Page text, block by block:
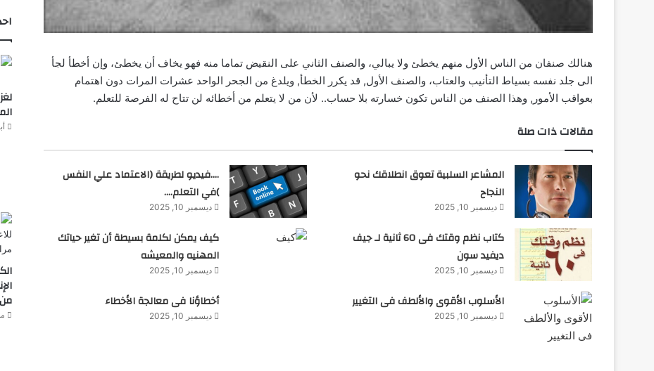
هنالك صنفان من الناس الأول منهم يخطئ ولا يبالي، والصنف الثاني على النقيض تماما منه فهو يخاف أن يخطئ، وإن أخطأ لجأ
الى جلد نفسه بسياط التأنيب والعتاب، والصنف الأول, قد يكرر الخطأ, ويلدغ من الجحر الواحد عشرات المرات دون اهتمام
بعواقب الأمور, وهذا الصنف من الناس تكون خسارته بلا حساب.. لأن من لا يتعلم من أخطائه لن تتاح له الفرصة للتعلم.
مقالات ذات صلة
المشاعر السلبية تعوق انطلاقك نحو
النجاح
ديسمبر 10, 2025
….فيديو لطريقة (الاعتماد علي النفس
)في التعلم….
ديسمبر 10, 2025
كتاب نظم وقتك فى 60 ثانية لـ جيف
ديفيد سون
ديسمبر 10, 2025
كيف يمكن لكلمة بسيطة أن تغير حياتك
المهنيه والمعيشه
ديسمبر 10, 2025
الأسلوب الأقوى والألطف فى التغيير
ديسمبر 10, 2025
أخطاؤنا فى معالجة الأخطاء
ديسمبر 10, 2025